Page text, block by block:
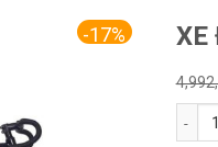
-17% XE
XE